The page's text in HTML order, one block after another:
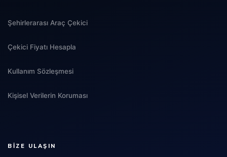
Şehirlerarası Araç Çekici
Çekici Fiyatı Hesapla
Kullanım Sözleşmesi
Kişisel Verilerin Koruması
BIZE ULAŞIN